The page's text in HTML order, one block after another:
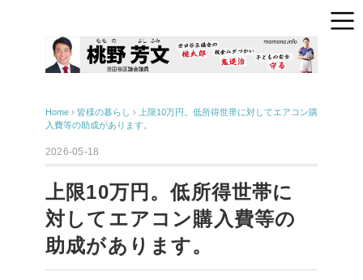
Home › 皆様の暮らし › 上限10万円。低所得世帯に対してエアコン購
入費等の助成があります。
2026-05-18
上限10万円。低所得世帯に
対してエアコン購入費等の
助成があります。